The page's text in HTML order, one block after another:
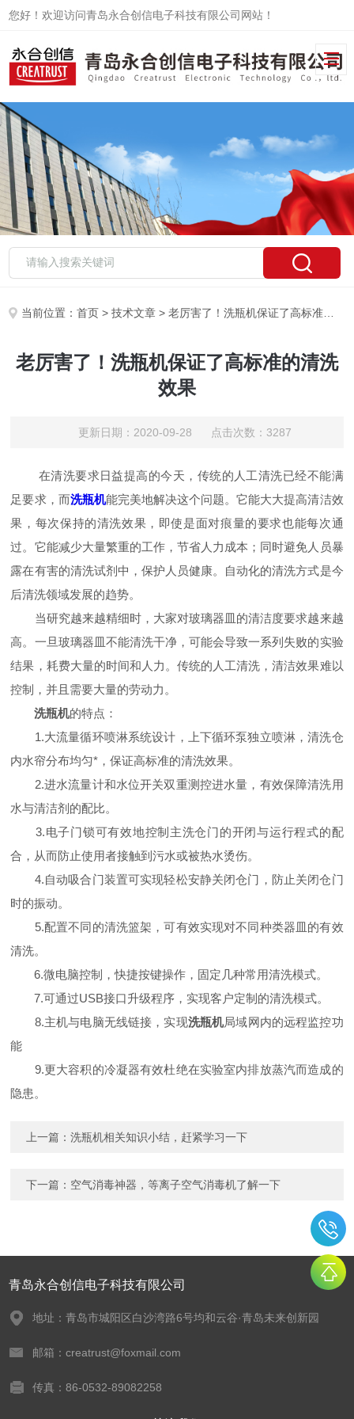
您好！欢迎访问青岛永合创信电子科技有限公司网站！
当前位置：首页 >技术文章 > 老厉害了！洗瓶机保证了高标准的清洗效果
老厉害了！洗瓶机保证了高标准的清洗
效果
更新日期：2020-09-28 点击次数：3287
在清洗要求日益提高的今天，传统的人工清洗已经不能满
足要求，而洗瓶机能完美地解决这个问题。它能大大提高清洁效
果，每次保持的清洗效果，即使是面对痕量的要求也能每次通
过。它能减少大量繁重的工作，节省人力成本；同时避免人员暴
露在有害的清洗试剂中，保护人员健康。自动化的清洗方式是今
后清洗领域发展的趋势。
当研究越来越精细时，大家对玻璃器皿的清洁度要求越来越
高。一旦玻璃器皿不能清洗干净，可能会导致一系列失败的实验
结果，耗费大量的时间和人力。传统的人工清洗，清洁效果难以
控制，并且需要大量的劳动力。
洗瓶机的特点：
1.大流量循环喷淋系统设计，上下循环泵独立喷淋，清洗仓
内水帘分布均匀*，保证高标准的清洗效果。
2.进水流量计和水位开关双重测控进水量，有效保障清洗用
水与清洁剂的配比。
3.电子门锁可有效地控制主洗仓门的开闭与运行程式的配
合，从而防止使用者接触到污水或被热水烫伤。
4.自动吸合门装置可实现轻松安静关闭仓门，防止关闭仓门
时的振动。
5.配置不同的清洗篮架，可有效实现对不同种类器皿的有效
清洗。
6.微电脑控制，快捷按键操作，固定几种常用清洗模式。
7.可通过USB接口升级程序，实现客户定制的清洗模式。
8.主机与电脑无线链接，实现洗瓶机局域网内的远程监控功
能
9.更大容积的冷凝器有效杜绝在实验室内排放蒸汽而造成的
隐患。
上一篇：洗瓶机相关知识小结，赶紧学习一下
下一篇： 空气消毒神器，等离子空气消毒机了解一下
青岛永合创信电子科技有限公司
地址：青岛市城阳区白沙湾路6号均和云谷·青岛未来创新园
邮箱：creatrust@foxmail.com
传真：86-0532-89082258